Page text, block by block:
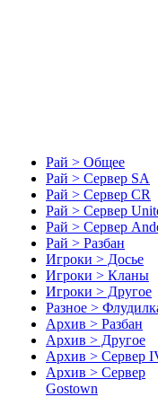
Рай > Общее
Рай > Сервер SA
Рай > Сервер CR
Рай > Сервер
Рай > Сервер
Рай > Разбан
Игроки > Досье
Игроки > Кланы
Игроки > Другое
Разное >
Архив > Разбан
Архив > Другое
Архив > Сервер
Архив > Сервер
Gostown